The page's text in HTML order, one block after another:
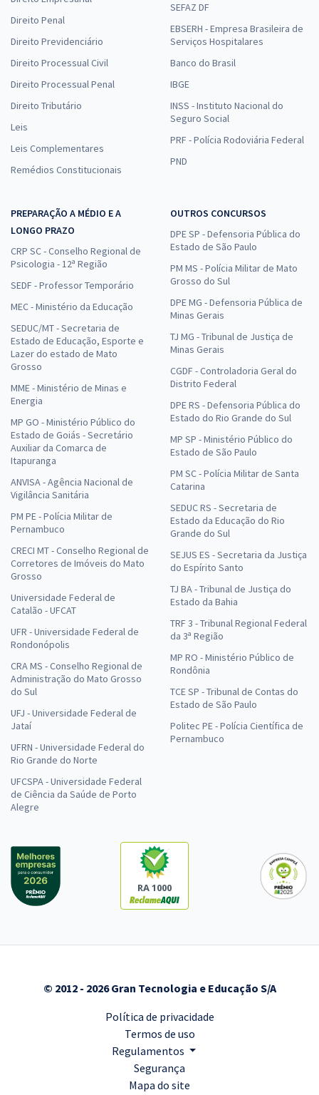
Direito Penal
Direito Previdenciário
Direito Processual Civil
Direito Processual Penal
Direito Tributário
Leis
Leis Complementares
Remédios Constitucionais
SEFAZ DF
EBSERH - Empresa Brasileira de
Serviços Hospitalares
Banco do Brasil
IBGE
INSS - Instituto Nacional do
Seguro Social
PRF - Polícia Rodoviária Federal
PND
PREPARAÇÃO A MÉDIO E A
LONGO PRAZO
CRP SC - Conselho Regional de
Psicologia - 12ª Região
SEDF - Professor Temporário
MEC - Ministério da Educação
SEDUC/MT - Secretaria de
Estado de Educação, Esporte e
Lazer do estado de Mato
Grosso
MME - Ministério de Minas e
Energia
MP GO - Ministério Público do
Estado de Goiás - Secretário
Auxiliar da Comarca de
Itapuranga
ANVISA - Agência Nacional de
Vigilância Sanitária
PM PE - Polícia Militar de
Pernambuco
CRECI MT - Conselho Regional de
Corretores de Imóveis do Mato
Grosso
Universidade Federal de
Catalão - UFCAT
UFR - Universidade Federal de
Rondonópolis
CRA MS - Conselho Regional de
Administração do Mato Grosso
do Sul
UFJ - Universidade Federal de
Jataí
UFRN - Universidade Federal do
Rio Grande do Norte
UFCSPA - Universidade Federal
de Ciência da Saúde de Porto
Alegre
OUTROS CONCURSOS
DPE SP - Defensoria Pública do
Estado de São Paulo
PM MS - Polícia Militar de Mato
Grosso do Sul
DPE MG - Defensoria Pública de
Minas Gerais
TJ MG - Tribunal de Justiça de
Minas Gerais
CGDF - Controladoria Geral do
Distrito Federal
DPE RS - Defensoria Pública do
Estado do Rio Grande do Sul
MP SP - Ministério Público do
Estado de São Paulo
PM SC - Polícia Militar de Santa
Catarina
SEDUC RS - Secretaria de
Estado da Educação do Rio
Grande do Sul
SEJUS ES - Secretaria da Justiça
do Espírito Santo
TJ BA - Tribunal de Justiça do
Estado da Bahia
TRF 3 - Tribunal Regional Federal
da 3ª Região
MP RO - Ministério Público de
Rondônia
TCE SP - Tribunal de Contas do
Estado de São Paulo
Politec PE - Polícia Científica de
Pernambuco
RA 1000
© 2012 - 2026 Gran Tecnologia e Educação S/A
Política de privacidade
Termos de uso
Regulamentos
Segurança
Mapa do site